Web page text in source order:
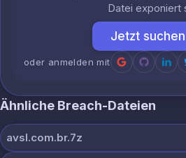
Datei exponiert
Jetzt suchen
oder anmelden mit
Ähnliche Breach-Dateien
avsl.com.br.7z